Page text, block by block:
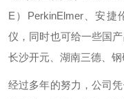
E）PerkinElmer、安捷
仪，同时也可给一些国
长沙开元、湖南三德、钢
经过多年的努力，公司